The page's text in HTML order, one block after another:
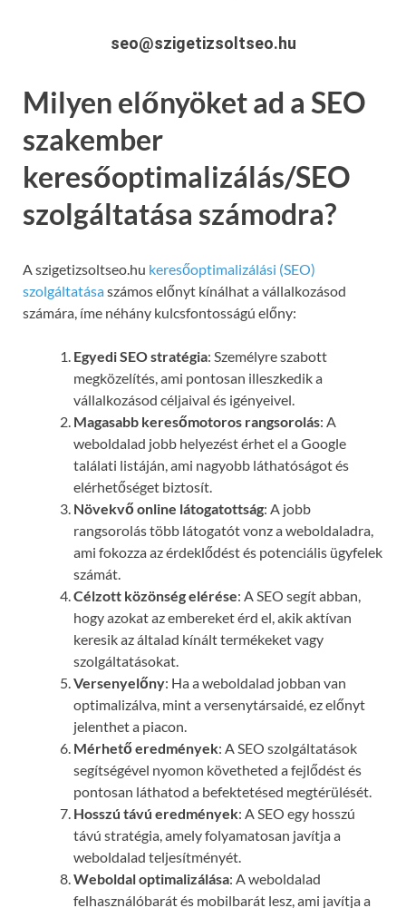
seo@szigetizsoltseo.hu
Milyen előnyöket ad a SEO
szakember
keresőoptimalizálás/SEO
szolgáltatása számodra?
A szigetizsoltseo.hu keresőoptimalizálási (SEO)
szolgáltatásaszámos előnyt kínálhat a vállalkozásod
számára, íme néhány kulcsfontosságú előny:
Egyedi SEO stratégia: Személyre szabott
megközelítés, ami pontosan illeszkedik a
vállalkozásod céljaival és igényeivel.
Magasabb keresőmotoros rangsorolás: A
weboldalad jobb helyezést érhet el a Google
találati listáján, ami nagyobb láthatóságot és
elérhetőséget biztosít.
Növekvő online látogatottság: A jobb
rangsorolás több látogatót vonz a weboldaladra,
ami fokozza az érdeklődést és potenciális ügyfelek
számát.
Célzott közönség elérése: A SEO segít abban,
hogy azokat az embereket érd el, akik aktívan
keresik az általad kínált termékeket vagy
szolgáltatásokat.
Versenyelőny: Ha a weboldalad jobban van
optimalizálva, mint a versenytársaidé, ez előnyt
jelenthet a piacon.
Mérhető eredmények: A SEO szolgáltatások
segítségével nyomon követheted a fejlődést és
pontosan láthatod a befektetésed megtérülését.
Hosszú távú eredmények: A SEO egy hosszú
távú stratégia, amely folyamatosan javítja a
weboldalad teljesítményét.
Weboldal optimalizálása: A weboldalad
felhasználóbarát és mobilbarát lesz, ami javítja a